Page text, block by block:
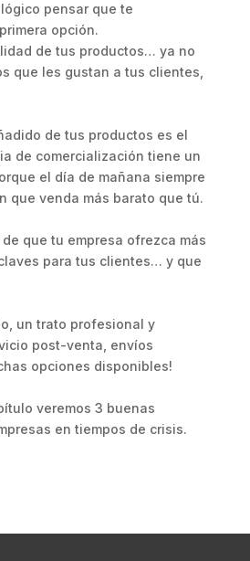
pensar que te
opción.
de tus productos… ya no
que les gustan a tus clientes,
de tus productos es el
de comercialización tiene un
el día de mañana siempre
que venda más barato que tú.
que tu empresa ofrezca más
para tus clientes… y que
un trato profesional y
post-venta, envíos
opciones disponibles!
veremos 3 buenas
en tiempos de crisis.